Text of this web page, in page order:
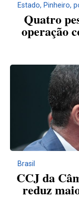
Estado, Pinheiro,
Quatro
operação
Brasil
CCJ da
reduz